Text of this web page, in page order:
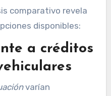
comparativo revela
disponibles:
a créditos
varían